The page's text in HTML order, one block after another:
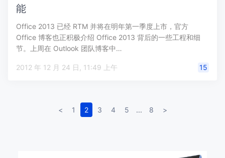
能
Office 2013 已经 RTM 并将在明年第一季度上市，官方
Office 博客也正积极介绍 Office 2013 背后的一些工程和细
节。上周在 Outlook 团队博客中…
2012 年 12 月 24 日, 11:49 上午 15
< 1 2 3 4 5 ... 8 >